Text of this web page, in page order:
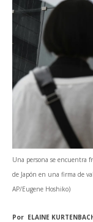
Una persona se encuentra
de Japón en una firma de
AP/Eugene Hoshiko)
Por ELAINE